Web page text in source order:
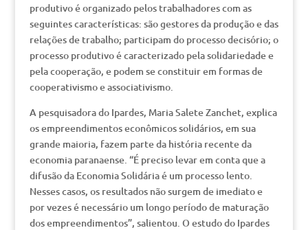
produtivo é organizado pelos trabalhadores com as
seguintes características: são gestores da produção e das
relações de trabalho; participam do processo decisório; o
processo produtivo é caracterizado pela solidariedade e
pela cooperação, e podem se constituir em formas de
cooperativismo e associativismo.
A pesquisadora do Ipardes, Maria Salete Zanchet, explica
os empreendimentos econômicos solidários, em sua
grande maioria, fazem parte da história recente da
economia paranaense. “É preciso levar em conta que a
difusão da Economia Solidária é um processo lento.
Nesses casos, os resultados não surgem de imediato e
por vezes é necessário um longo período de maturação
dos empreendimentos”, salientou. O estudo do Ipardes